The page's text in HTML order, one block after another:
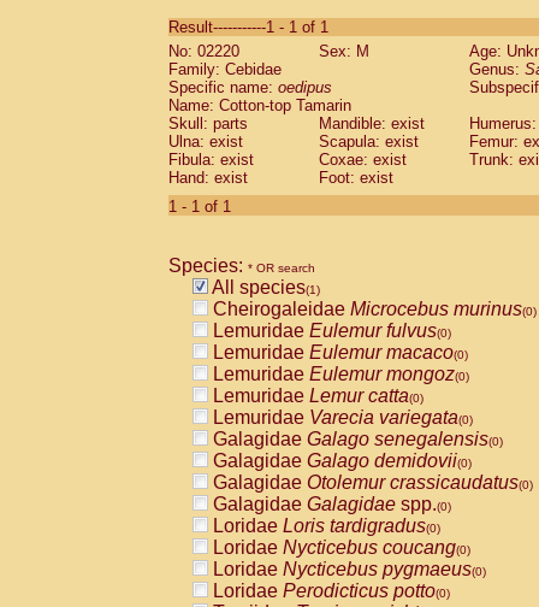
CebidaeSaguinus labiatus(0)
Cebidae Saguinus leucopus (0)
Cebidae
CebidaeSaguinus mystax
Cebidae Saguinus nigricollis (0)
Cebidae Saguinus oedipus
Cebidae Saguinus weddelli
Cebidae Saguinusspp.
Cebidae
CebidaeCebus capucinus
CebidaeCebus nigrivittatus
CebidaeCebus spp.(0)
CebidaeSaimiri boliviensis(0)
CebidaeSaimiri sciureus(0)
AtelidaeAlouatta caraya(0)
AtelidaeAlouatta fusca(0)
AtelidaeAlouatta seniculus(0)
AtelidaeAlouattaspp.(0)
AtelidaeAteles belzebuth(0)
AtelidaeAteles geoffroyi(0)
AtelidaeAteles paniscus(0)
AtelidaeAtelesspp.(0)
AtelidaeLagothrix lagothricha(0)
AtelidaeLagothrix lagothricha cana
PitheciidaeCacajao calvus
Result-----------1 - 1 of 1
No: 02220
Sex: M
Age:
Family: Cebidae
Genus:
Specific name: oedipus
Name: Cotton-top Tamarin
Skull: parts
Mandible: exist
Ulna: exist
Scapula: exist
Femur:
Fibula: exist
Coxae: exist
Trunk:
Hand: exist
Foot: exist
1 - 1 of 1
Species: * OR search
All species(1)
Cheirogaleidae Microcebus murinus(0)
Lemuridae Eulemur fulvus(0)
Lemuridae Eulemur macaco(0)
Lemuridae Eulemur mongoz(0)
Lemuridae Lemur catta(0)
Lemuridae Varecia variegata(0)
Galagidae Galago senegalensis(0)
Galagidae Galago demidovii(0)
Galagidae Otolemur crassicaudatus(0)
Galagidae Galagidae spp.(0)
Loridae Loris tardigradus(0)
Loridae Nycticebus coucang(0)
Loridae Nycticebus pygmaeus(0)
Loridae Perodicticus potto(0)